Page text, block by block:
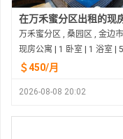
在万禾蜜分区出租的现
万禾蜜分区 , 桑园区 , 金边市
现房公寓 | 1 卧室 | 1 浴室 |
＄450/月
2026-08-08 20:02